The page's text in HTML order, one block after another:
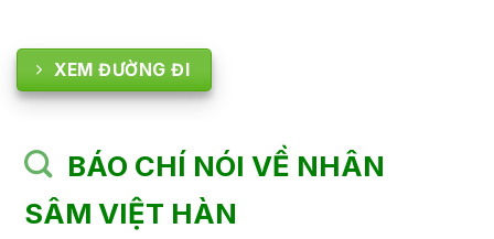
XEM ĐƯỜNG ĐI
BÁO CHÍ NÓI VỀ NHÂN
SÂM VIỆT HÀN